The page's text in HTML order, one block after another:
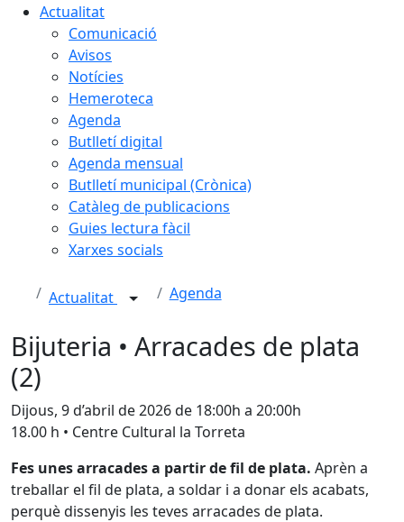
Actualitat
Comunicació
Avisos
Notícies
Hemeroteca
Agenda
Butlletí digital
Agenda mensual
Butlletí municipal (Crònica)
Catàleg de publicacions
Guies lectura fàcil
Xarxes socials
Actualitat Agenda
Bijuteria • Arracades de plata
(2)
Dijous, 9 d’abril de 2026 de 18:00h a 20:00h
18.00 h • Centre Cultural la Torreta
Fes unes arracades a partir de fil de plata. Aprèn a
treballar el fil de plata, a soldar i a donar els acabats,
perquè dissenyis les teves arracades de plata.